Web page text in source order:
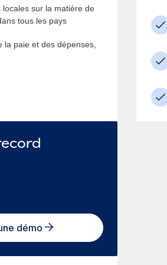
sur la matière de
tous les pays
la paie et des dépenses,
démo